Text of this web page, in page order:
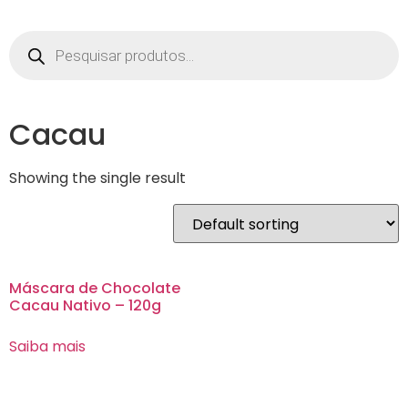
Cacau
Showing the single result
Máscara de Chocolate
Cacau Nativo – 120g
Saiba mais